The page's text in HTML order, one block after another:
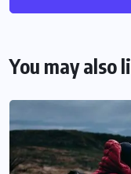
You may also